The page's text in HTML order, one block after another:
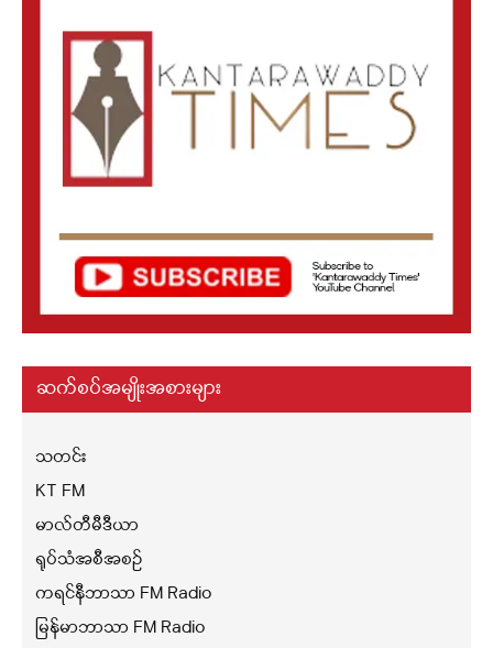
ဆက်စပ်အမျိုးအစားများ
သတင်း
KT FM
မာလ်တီမီဒီယာ
ရုပ်သံအစီအစဉ်
ကရင်နီဘာသာ FM Radio
မြန်မာဘာသာ FM Radio